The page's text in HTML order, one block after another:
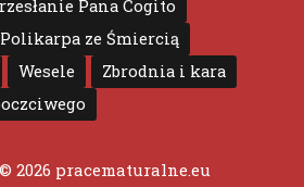
Pana Cogito
ze Śmiercią
Wesele
Zbrodnia i kara
2026 pracematuralne.eu